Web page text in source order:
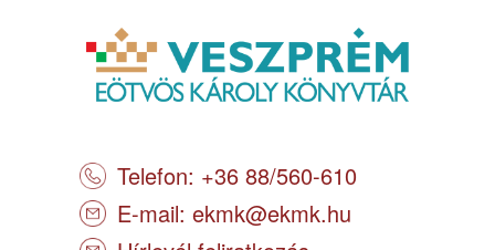
Telefon: +36 88/560-610
E-mail: ekmk@ekmk.hu